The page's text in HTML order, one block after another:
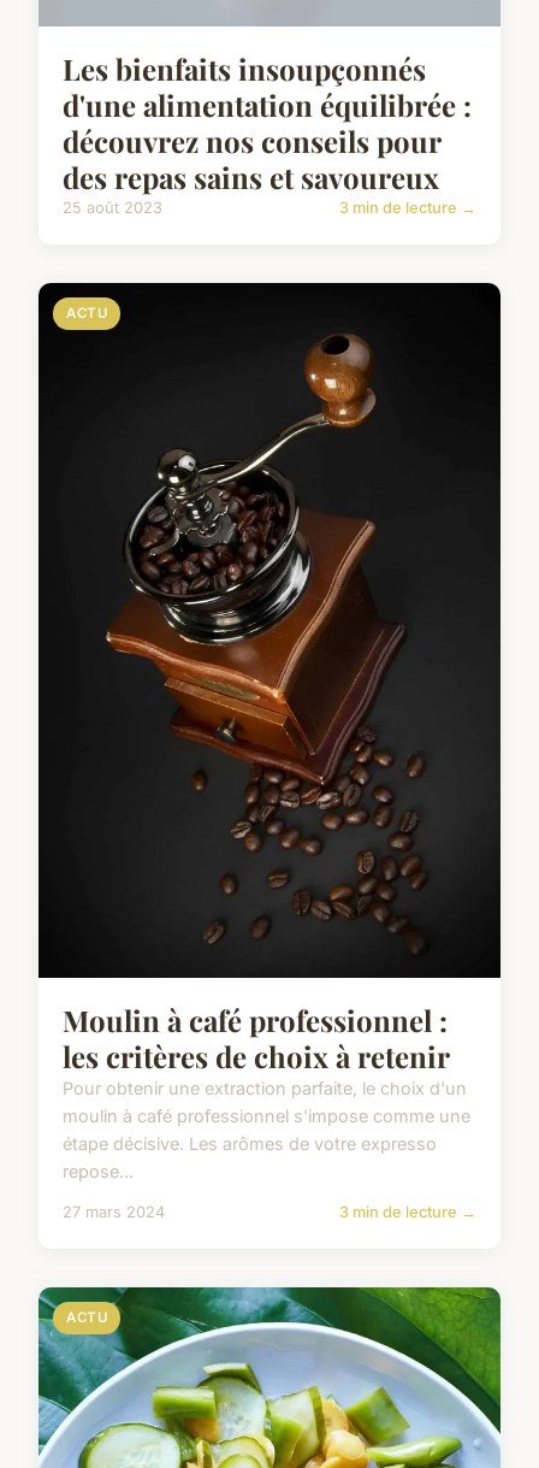
Les bienfaits insoupçonnés
d'une alimentation équilibrée :
découvrez nos conseils pour
des repas sains et savoureux
25 août 2023 3 min de lecture →
ACTU
Moulin à café professionnel :
les critères de choix à retenir
Pour obtenir une extraction parfaite, le choix d'un
moulin à café professionnel s'impose comme une
étape décisive. Les arômes de votre expresso
repose...
27 mars 2024 3 min de lecture →
ACTU